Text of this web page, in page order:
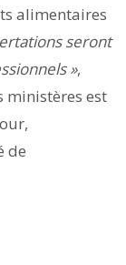
alimentaires
seront
»,
ministères est
de